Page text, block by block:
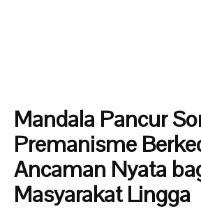
Mandala Pancur
Premanisme
Ancaman Nyata
Masyarakat Lingga